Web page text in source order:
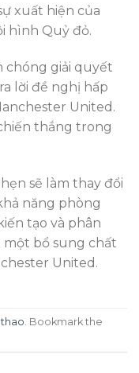
xuất hiện của
hình Quỷ đỏ.
chóng giải quyết
lời đề nghị hấp
United.
thắng trong
sẽ làm thay đổi
năng phòng
tạo và phân
một bổ sung chất
United.
. Bookmark the